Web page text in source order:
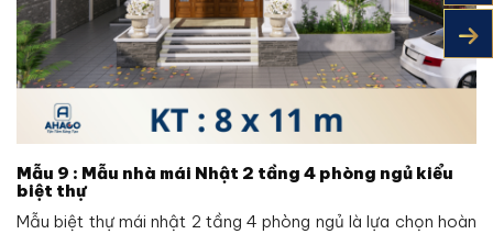
Mẫu 9 : Mẫu nhà mái Nhật 2 tầng 4 phòng ngủ kiểu
biệt thự
Mẫu biệt thự mái nhật 2 tầng 4 phòng ngủ là lựa chọn hoàn